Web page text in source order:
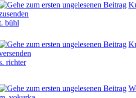
bühl
richter